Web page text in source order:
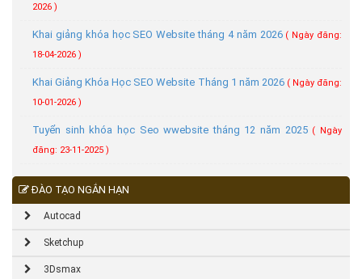
2026 )
Khai giảng khóa học SEO Website tháng 4 năm 2026 ( Ngày đăng:
18-04-2026 )
Khai Giảng Khóa Học SEO Website Tháng 1 năm 2026 ( Ngày đăng:
10-01-2026 )
Tuyển sinh khóa học Seo wwebsite tháng 12 năm 2025 ( Ngày
đăng: 23-11-2025 )
ĐÀO TẠO NGẮN HẠN
Autocad
Sketchup
3Dsmax